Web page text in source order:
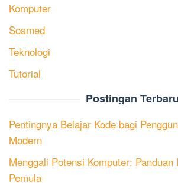
Komputer
Sosmed
Teknologi
Tutorial
Postingan Terbaru
Pentingnya Belajar Kode bagi
Modern
Menggali Potensi Komputer: Panduan
Pemula